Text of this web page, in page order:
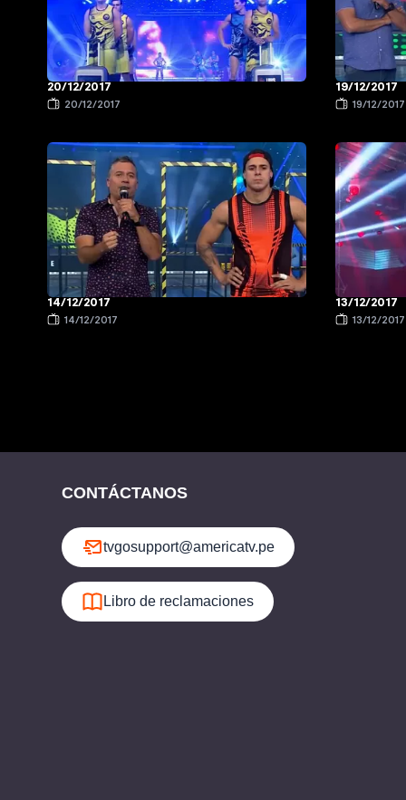
20/12/2017
20/12/2017
19/12/2017
19/12/2017
14/12/2017
14/12/2017
13/12/2017
13/12/2017
CONTÁCTANOS
tvgosupport@americatv.pe
Libro de reclamaciones